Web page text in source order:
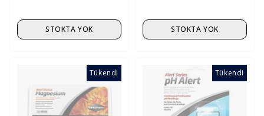
STOKTA YOK STOKTA YOK
Tükendi Tükendi